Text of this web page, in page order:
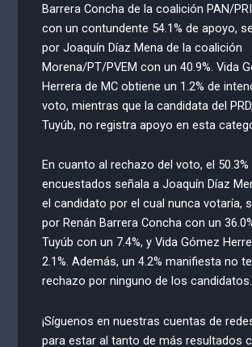
Barrera Concha de la coalición PAN/
con un contundente 54.1% de apoyo,
por Joaquín Díaz Mena de la coalición
Morena/PT/PVEM con un 40.9%. Vida
Herrera de MC obtiene un 1.2% de
voto, mientras que la candidata del
Tuyúb, no registra apoyo en esta
En cuanto al rechazo del voto, el
encuestados señala a Joaquín Díaz
el candidato por el cual nunca votaría,
por Renán Barrera Concha con un
Tuyúb con un 7.4%, y Vida Gómez
2.1%. Además, un 4.2% manifiesta no
rechazo por ninguno de los candidatos.
¡Síguenos en nuestras cuentas de
para estar al tanto de más resultados